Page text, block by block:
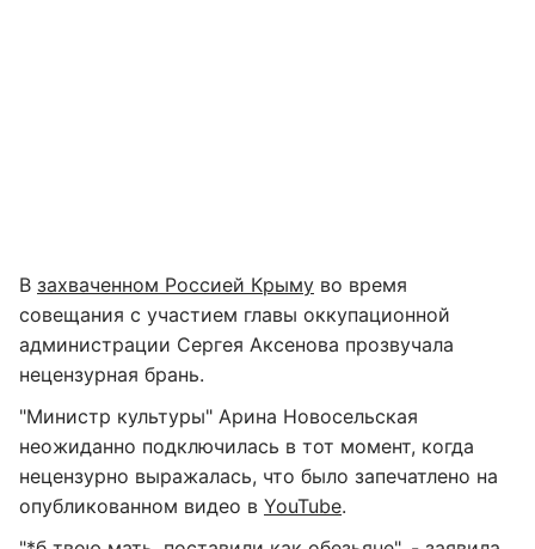
В захваченном Россией Крыму во время
совещания с участием главы оккупационной
администрации Сергея Аксенова прозвучала
нецензурная брань.
"Министр культуры" Арина Новосельская
неожиданно подключилась в тот момент, когда
нецензурно выражалась, что было запечатлено на
опубликованном видео в YouTube.